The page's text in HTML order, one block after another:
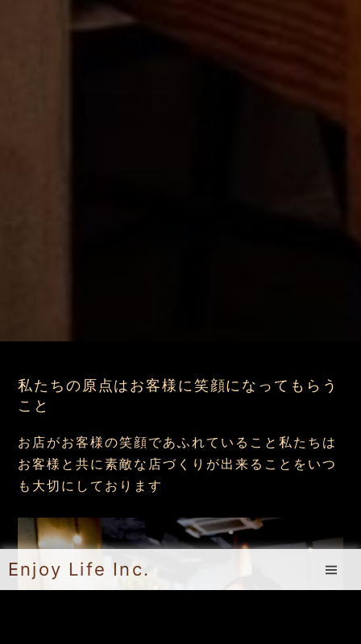
Enjoy Life Inc.
私たちの原点はお客様に笑顔になってもらう
こと
お店がお客様の笑顔であふれていること私たちは
お客様と共に素敵な店づくりが出来ることをいつ
も大切にしております